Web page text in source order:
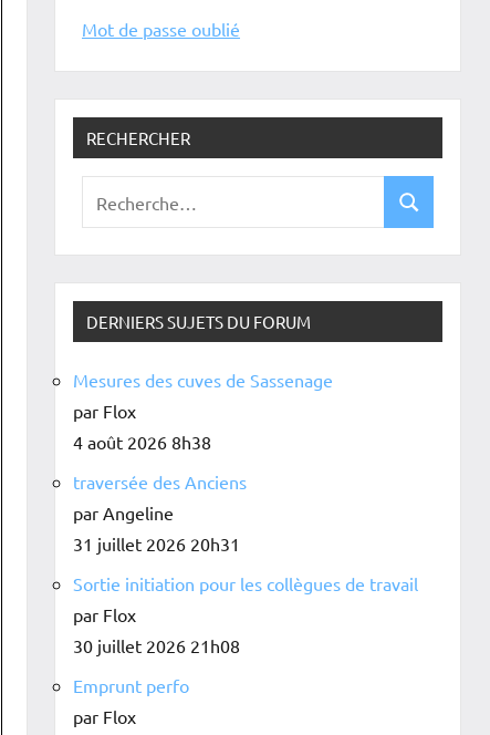
Mot de passe oublié
RECHERCHER
DERNIERS SUJETS DU FORUM
Mesures des cuves de Sassenage
par Flox
4 août 2026 8h38
traversée des Anciens
par Angeline
31 juillet 2026 20h31
Sortie initiation pour les collègues de travail
par Flox
30 juillet 2026 21h08
Emprunt perfo
par Flox